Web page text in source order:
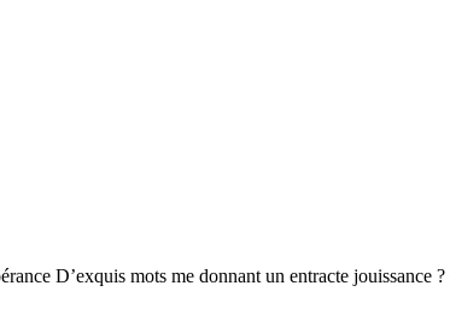
D’exquis mots me donnant un entracte jouissance